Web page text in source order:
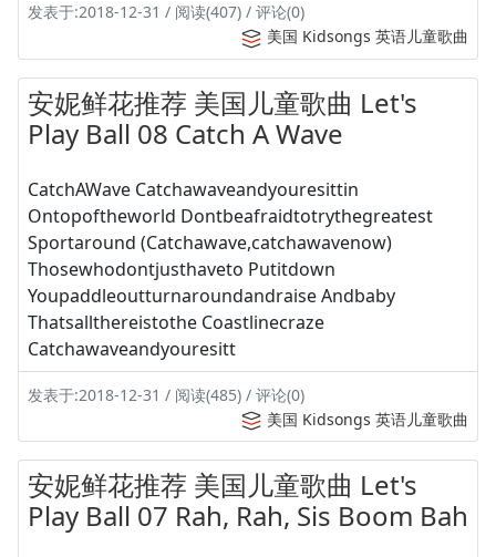
发表于:2018-12-31 / 阅读(407) / 评论(0)
美国 Kidsongs 英语儿童歌曲
安妮鲜花推荐 美国儿童歌曲 Let's
Play Ball 08 Catch A Wave
CatchAWave Catchawaveandyouresittin
Ontopoftheworld Dontbeafraidtotrythegreatest
Sportaround (Catchawave,catchawavenow)
Thosewhodontjusthaveto Putitdown
Youpaddleoutturnaroundandraise Andbaby
Thatsallthereistothe Coastlinecraze
Catchawaveandyouresitt
发表于:2018-12-31 / 阅读(485) / 评论(0)
美国 Kidsongs 英语儿童歌曲
安妮鲜花推荐 美国儿童歌曲 Let's
Play Ball 07 Rah, Rah, Sis Boom Bah